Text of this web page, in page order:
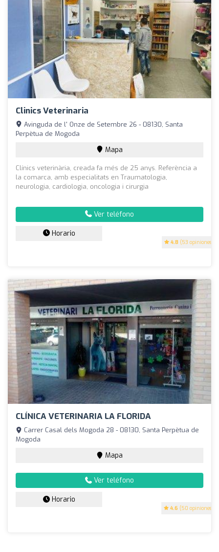
Clinics Veterinaria
4.8 (53 opiniones)
Avinguda de l' Onze de Setembre 26 - 08130, Santa
Perpètua de Mogoda
Mapa
Clínics veterinària, creada fa més de 25 anys. Referència a
la comarca, amb especialitats en Traumatologia,
neurologia, cardiologia, oncologia i cirurgia
Ver teléfono
Horario
CLÍNICA VETERINARIA LA FLORIDA
4.6 (50 opiniones)
Carrer Casal dels Mogoda 28 - 08130, Santa Perpètua de
Mogoda
Mapa
Ver teléfono
Horario